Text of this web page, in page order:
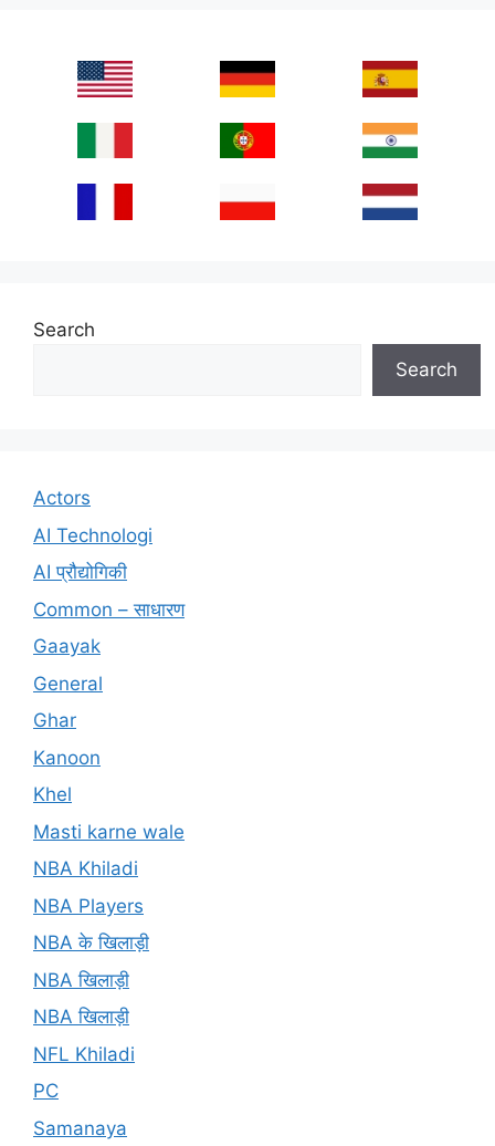
Search
Search
Actors
AI Technologi
AI प्रौद्योगिकी
Common – साधारण
Gaayak
General
Ghar
Kanoon
Khel
Masti karne wale
NBA Khiladi
NBA Players
NBA के खिलाड़ी
NBA खिलाड़ी
NBA खिलाड़ी
NFL Khiladi
PC
Samanaya